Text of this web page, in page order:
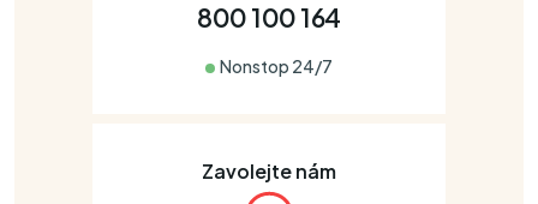
800 100 164
Nonstop 24/7
Zavolejte nám